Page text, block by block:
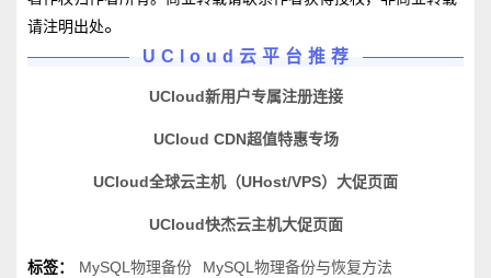
请注明出处。
UCloud云平台推荐
UCloud新用户专属注册连接
UCloud CDN超值特惠专场
UCloud全球云主机（UHost/VPS）大促页面
UCloud快杰云主机大促页面
标签： MySQL物理备份
MySQL物理备份与恢复方法